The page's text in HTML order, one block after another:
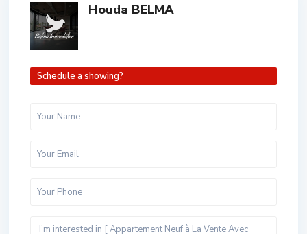
Houda BELMA
Schedule a showing?